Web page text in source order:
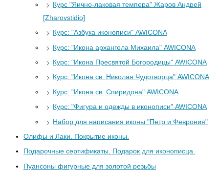
Курс "Яично-лаковая темпера" Жаров Андрей
[Zharovstidio]
Курс: "Азбука иконописи" AWICONA
Курс: "Икона архангела Михаила" AWICONA
Курс: "Икона Пресвятой Богородицы" AWICONA
Курс: "Икона св. Николая Чудотворца" AWICONA
Курс: "Икона св. Спиридона" AWICONA
Курс: "Фигура и одежды в иконописи" AWICONA
Набор для написания иконы "Петр и Феврония"
Олифы и Лаки. Покрытие иконы.
Подарочные сертификаты. Подарок для иконописца.
Пуансоны фигурные для золотой резьбы